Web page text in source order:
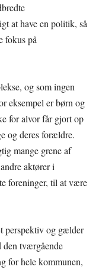
at have en politik, så
fokus på
og som ingen
eksempel er børn og
for alvor får gjort op
og deres forældre.
mange grene af
aktører i
foreninger, til at være
perspektiv og gælder
tværgående
for hele kommunen,